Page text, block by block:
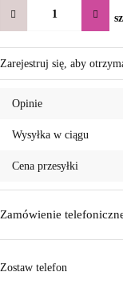
Zarejestruj się, aby
Opinie
Wysyłka w ciągu
Cena przesyłki
Zamówienie
Zostaw telefon